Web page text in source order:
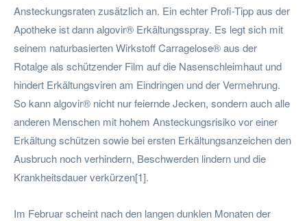
Ansteckungsraten zusätzlich an. Ein echter Profi-Tipp aus der
Apotheke ist dann algovir® Erkältungsspray. Es legt sich mit
seinem naturbasierten Wirkstoff Carragelose® aus der
Rotalge als schützender Film auf die Nasenschleimhaut und
hindert Erkältungsviren am Eindringen und der Vermehrung.
So kann algovir® nicht nur feiernde Jecken, sondern auch alle
anderen Menschen mit hohem Ansteckungsrisiko vor einer
Erkältung schützen sowie bei ersten Erkältungsanzeichen den
Ausbruch noch verhindern, Beschwerden lindern und die
Krankheitsdauer verkürzen[1].
Im Februar scheint nach den langen dunklen Monaten der